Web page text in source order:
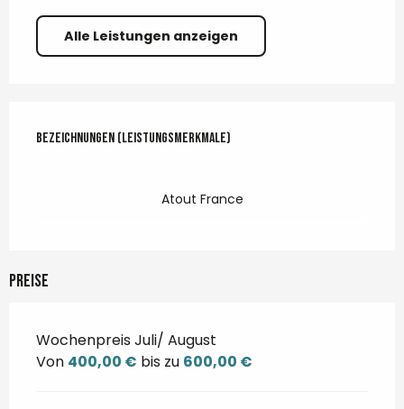
Alle Leistungen anzeigen
Bezeichnungen (Leistungsmerkmale)
Bezeichnungen (Leistungsmerkmale)
Atout France
Preise
Wochenpreis Juli/ August
Von 400,00 € bis zu 600,00 €